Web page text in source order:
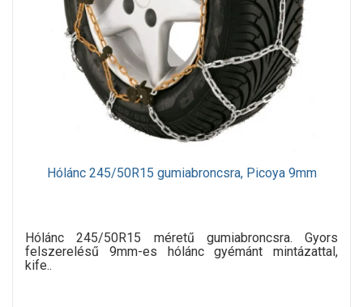
Hólánc 245/50R15 gumiabroncsra, Picoya 9mm
Hólánc 245/50R15 méretű gumiabroncsra. Gyors
felszerelésű 9mm-es hólánc gyémánt mintázattal,
kife..